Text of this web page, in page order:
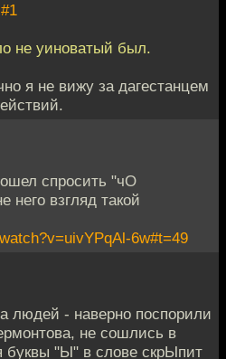
#1
не уиноватый был.
я не вижу за дагестанцем
спросить "чО
него взгляд такой
6w#t=49
людей - наверно поспорили
не сошлись в
буквы "Ы" в слове скрЫпит